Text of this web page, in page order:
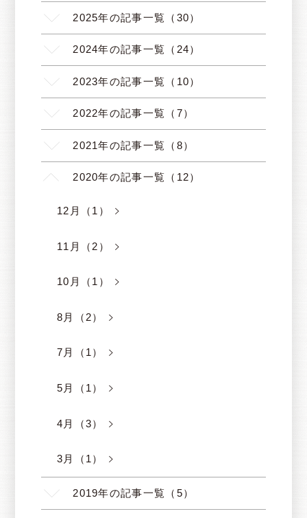
2025年の記事一覧（30）
2024年の記事一覧（24）
2023年の記事一覧（10）
2022年の記事一覧（7）
2021年の記事一覧（8）
2020年の記事一覧（12）
12月（1）
11月（2）
10月（1）
8月（2）
7月（1）
5月（1）
4月（3）
3月（1）
2019年の記事一覧（5）